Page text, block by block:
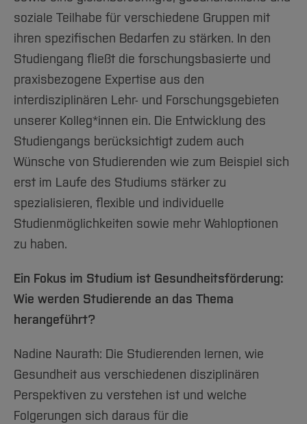
soziale Teilhabe für verschiedene Gruppen mit
ihren spezifischen Bedarfen zu stärken. In den
Studiengang fließt die forschungsbasierte und
praxisbezogene Expertise aus den
interdisziplinären Lehr- und Forschungsgebieten
unserer Kolleg*innen ein. Die Entwicklung des
Studiengangs berücksichtigt zudem auch
Wünsche von Studierenden wie zum Beispiel sich
erst im Laufe des Studiums stärker zu
spezialisieren, flexible und individuelle
Studienmöglichkeiten sowie mehr Wahloptionen
zu haben.
Ein Fokus im Studium ist Gesundheitsförderung:
Wie werden Studierende an das Thema
herangeführt?
Nadine Naurath: Die Studierenden lernen, wie
Gesundheit aus verschiedenen disziplinären
Perspektiven zu verstehen ist und welche
Folgerungen sich daraus für die